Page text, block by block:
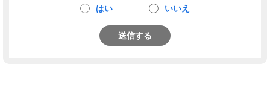
はい いいえ
送信する